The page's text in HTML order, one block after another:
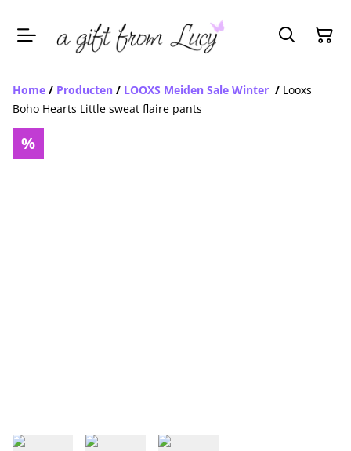
Home / Producten / LOOXS Meiden Sale Winter / Looxs
Boho Hearts Little sweat flaire pants
%